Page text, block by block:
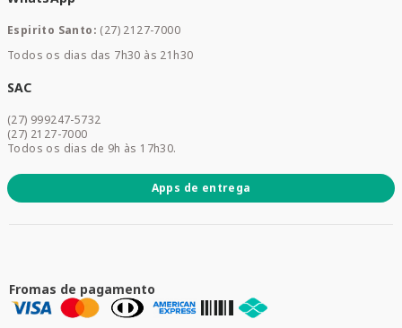
Mamães e Bebê
Dermocosméticos
Promoções
Espirito Santo: (27) 2127-7000
Todos os dias das 7h30 às 21h30
SAC
(27) 999247-5732
(27) 2127-7000
Todos os dias de 9h às 17h30.
Apps de entrega
Fromas de pagamento